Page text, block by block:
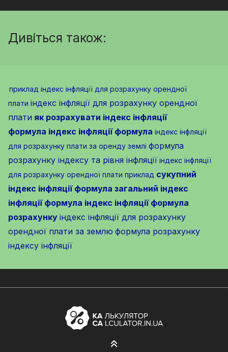
Дивіться також:
приклад індекс інфляції для розрахунку орендної
плати індекс інфляції для розрахунку орендної
плати як розрахувати індекс інфляції
формула індекс інфляції формула індекс інфляції
для розрахунку плати за оренду землі формула
розрахунку індексу та рівня інфляції індекс інфляції
для розрахунку орендної плати приклад сукупний
індекс інфляції формула загальний індекс
інфляції формула індекс інфляції формула
розрахунку індекс інфляції для розрахунку
орендної плати за землю формула розрахунку
індексу інфляції